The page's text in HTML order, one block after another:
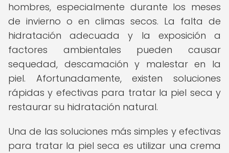
hombres, especialmente durante los meses
de invierno o en climas secos. La falta de
hidratación adecuada y la exposición a
factores ambientales pueden causar
sequedad, descamación y malestar en la
piel. Afortunadamente, existen soluciones
rápidas y efectivas para tratar la piel seca y
restaurar su hidratación natural.
Una de las soluciones más simples y efectivas
para tratar la piel seca es utilizar una crema